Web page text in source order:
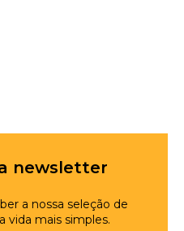
newsletter
a nossa seleção de
vida mais simples.